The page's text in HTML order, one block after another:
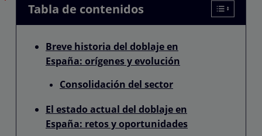
Tabla de contenidos
Breve historia del doblaje en
España: orígenes y evolución
Consolidación del sector
El estado actual del doblaje en
España: retos y oportunidades